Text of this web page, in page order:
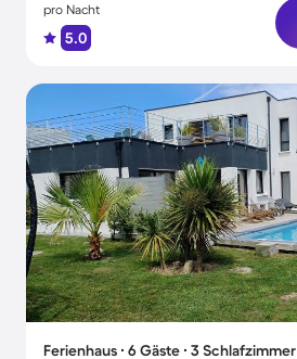
pro Nacht
5.0
Ferienhaus ∙ 6 Gäste ∙ 3 Schlafzimmer